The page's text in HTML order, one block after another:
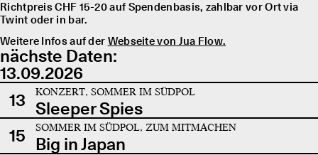
Richtpreis CHF 15-20 auf Spendenbasis, zahlbar vor Ort via
Twint oder in bar.
Weitere Infos auf der Webseite von Jua Flow.
nächste Daten:
13.09.2026
13
KONZERT, SOMMER IM SÜDPOL
Sleeper Spies
15
SOMMER IM SÜDPOL, ZUM MITMACHEN
Big in Japan